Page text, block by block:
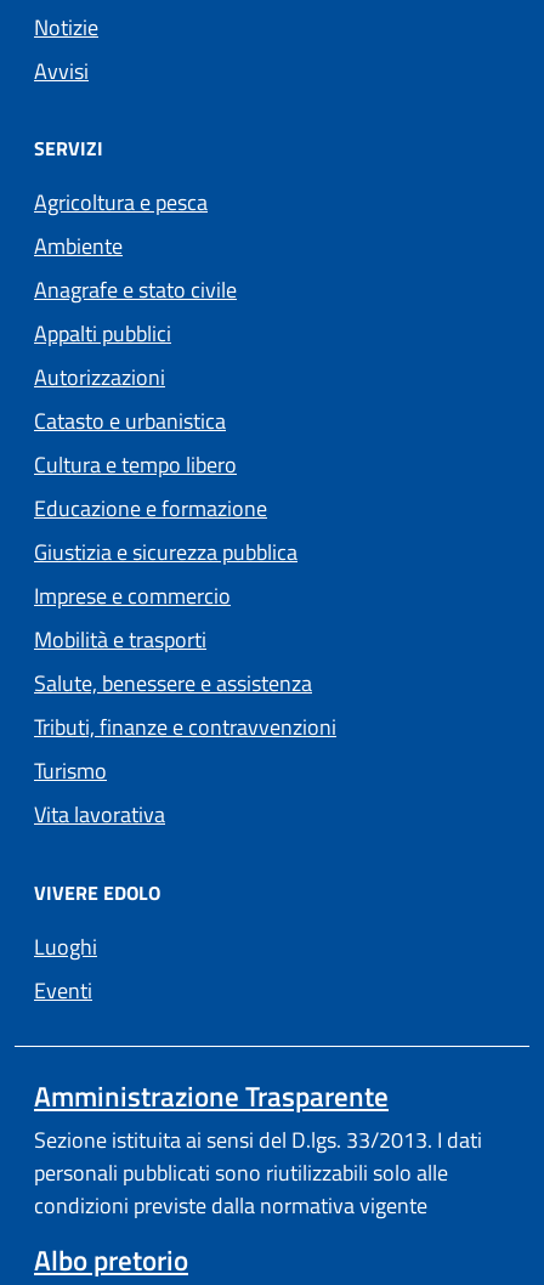
Notizie
Avvisi
SERVIZI
Agricoltura e pesca
Ambiente
Anagrafe e stato civile
Appalti pubblici
Autorizzazioni
Catasto e urbanistica
Cultura e tempo libero
Educazione e formazione
Giustizia e sicurezza pubblica
Imprese e commercio
Mobilità e trasporti
Salute, benessere e assistenza
Tributi, finanze e contravvenzioni
Turismo
Vita lavorativa
VIVERE EDOLO
Luoghi
Eventi
Amministrazione Trasparente
Sezione istituita ai sensi del D.lgs. 33/2013. I dati
personali pubblicati sono riutilizzabili solo alle
condizioni previste dalla normativa vigente
Albo pretorio